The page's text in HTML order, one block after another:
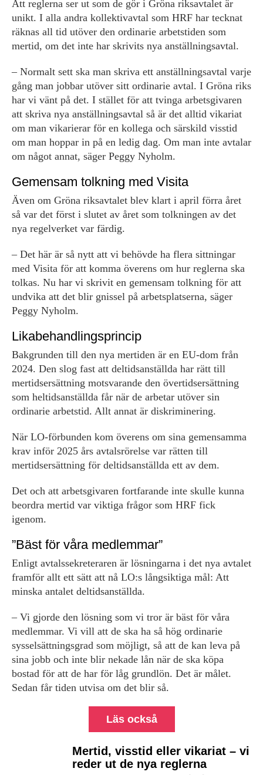
Att reglerna ser ut som de gör i Gröna riksavtalet är
unikt. I alla andra kollektivavtal som HRF har tecknat
räknas all tid utöver den ordinarie arbetstiden som
mertid, om det inte har skrivits nya anställningsavtal.
– Normalt sett ska man skriva ett anställningsavtal varje
gång man jobbar utöver sitt ordinarie avtal. I Gröna riks
har vi vänt på det. I stället för att tvinga arbetsgivaren
att skriva nya anställningsavtal så är det alltid vikariat
om man vikarierar för en kollega och särskild visstid
om man hoppar in på en ledig dag. Om man inte avtalar
om något annat, säger Peggy Nyholm.
Gemensam tolkning med Visita
Även om Gröna riksavtalet blev klart i april förra året
så var det först i slutet av året som tolkningen av det
nya regelverket var färdig.
– Det här är så nytt att vi behövde ha flera sittningar
med Visita för att komma överens om hur reglerna ska
tolkas. Nu har vi skrivit en gemensam tolkning för att
undvika att det blir gnissel på arbetsplatserna, säger
Peggy Nyholm.
Likabehandlingsprincip
Bakgrunden till den nya mertiden är en EU-dom från
2024. Den slog fast att deltidsanställda har rätt till
mertidsersättning motsvarande den övertidsersättning
som heltidsanställda får när de arbetar utöver sin
ordinarie arbetstid. Allt annat är diskriminering.
När LO-förbunden kom överens om sina gemensamma
krav inför 2025 års avtalsrörelse var rätten till
mertidsersättning för deltidsanställda ett av dem.
Det och att arbetsgivaren fortfarande inte skulle kunna
beordra mertid var viktiga frågor som HRF fick
igenom.
”Bäst för våra medlemmar”
Enligt avtalssekreteraren är lösningarna i det nya avtalet
framför allt ett sätt att nå LO:s långsiktiga mål: Att
minska antalet deltidsanställda.
– Vi gjorde den lösning som vi tror är bäst för våra
medlemmar. Vi vill att de ska ha så hög ordinarie
sysselsättningsgrad som möjligt, så att de kan leva på
sina jobb och inte blir nekade lån när de ska köpa
bostad för att de har för låg grundlön. Det är målet.
Sedan får tiden utvisa om det blir så.
Läs också
Mertid, visstid eller vikariat – vi
reder ut de nya reglerna